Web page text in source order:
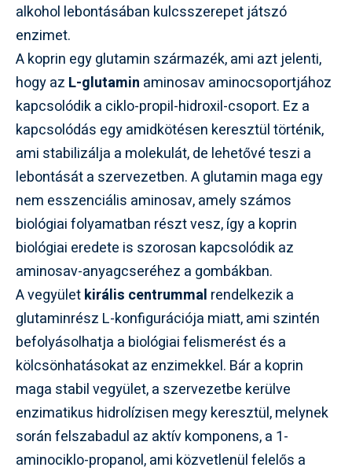
alkohol lebontásában kulcsszerepet játszó
enzimet.
A koprin egy glutamin származék, ami azt jelenti,
hogy az L-glutamin aminosav aminocsoportjához
kapcsolódik a ciklo-propil-hidroxil-csoport. Ez a
kapcsolódás egy amidkötésen keresztül történik,
ami stabilizálja a molekulát, de lehetővé teszi a
lebontását a szervezetben. A glutamin maga egy
nem esszenciális aminosav, amely számos
biológiai folyamatban részt vesz, így a koprin
biológiai eredete is szorosan kapcsolódik az
aminosav-anyagcseréhez a gombákban.
A vegyületkirális centrummal rendelkezik a
glutaminrész L-konfigurációja miatt, ami szintén
befolyásolhatja a biológiai felismerést és a
kölcsönhatásokat az enzimekkel. Bár a koprin
maga stabil vegyület, a szervezetbe kerülve
enzimatikus hidrolízisen megy keresztül, melynek
során felszabadul az aktív komponens, a 1-
aminociklo-propanol, ami közvetlenül felelős a